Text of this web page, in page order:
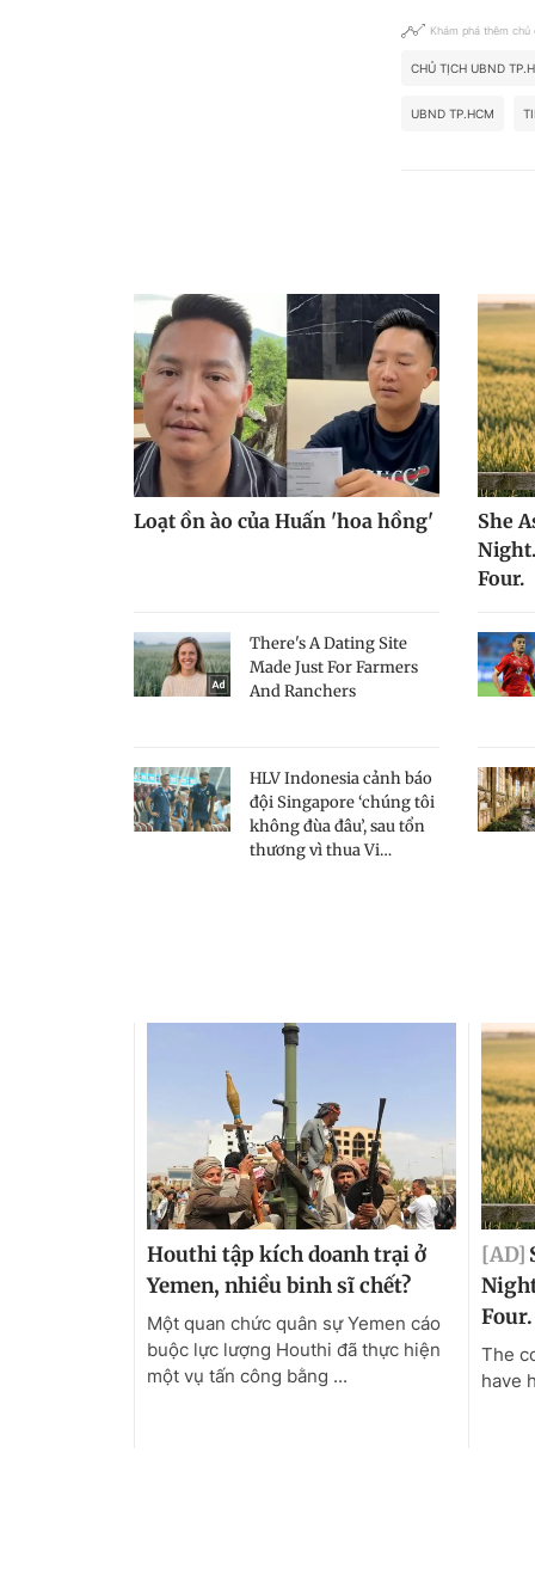
Khám phá thêm chủ
CHỦ TỊCH UBND
UBND TP.HCM